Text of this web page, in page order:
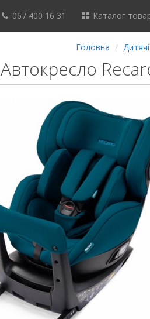
067 400 16 31 Каталог
Головна
Автокресло